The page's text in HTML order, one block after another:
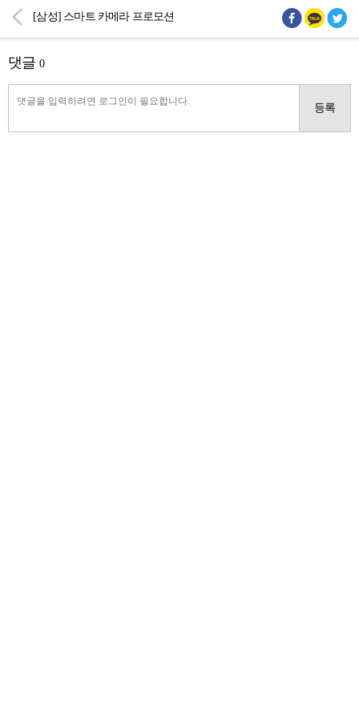
[삼성] 스마트 카메라 프로모션
댓글 0
등록